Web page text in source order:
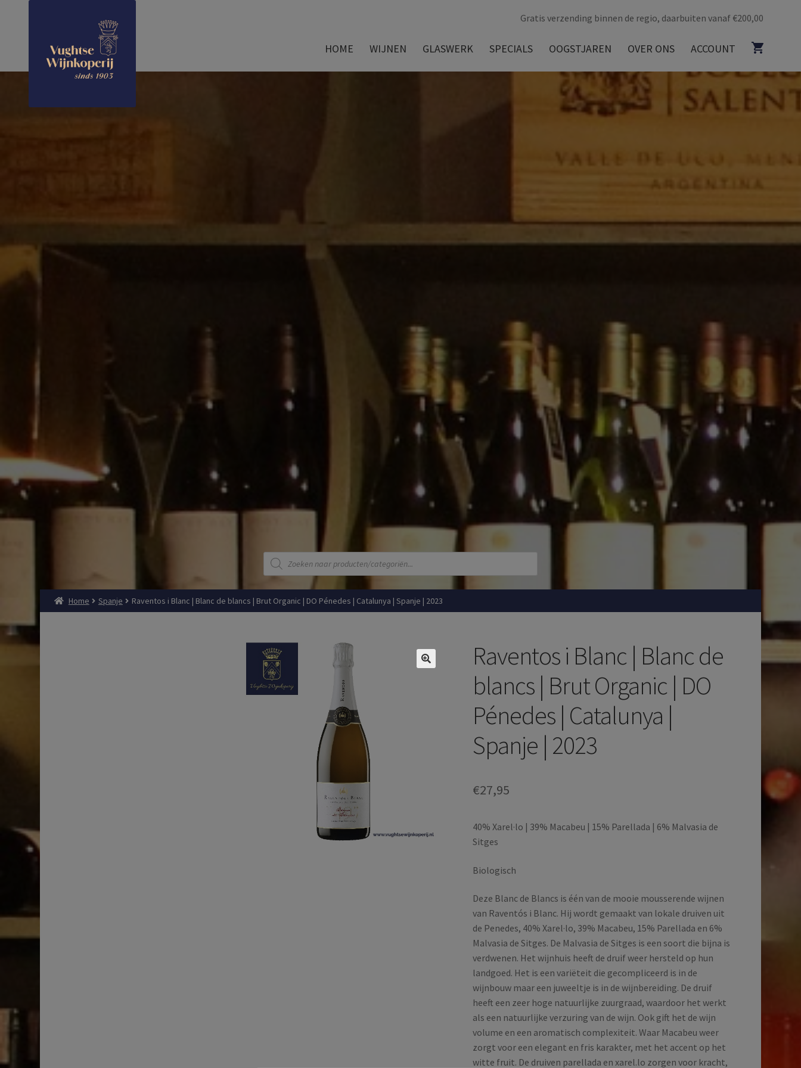
Gratis verzending binnen de regio, daarbuiten vanaf €200,00
HOME WIJNEN GLASWERK SPECIALS OOGSTJAREN OVER ONS ACCOUNT
Producten
zoeken
Home Spanje Raventos i Blanc | Blanc de blancs | Brut Organic | DO Pénedes | Catalunya | Spanje | 2023
Raventos i Blanc | Blanc de
blancs | Brut Organic | DO
Pénedes | Catalunya |
Spanje | 2023
€27,95
40% Xarel·lo | 39% Macabeu | 15% Parellada | 6% Malvasia de
Sitges
Biologisch
Deze Blanc de Blancs is één van de mooie mousserende wijnen
van Raventós i Blanc. Hij wordt gemaakt van lokale druiven uit
de Penedes, 40% Xarel·lo, 39% Macabeu, 15% Parellada en 6%
Malvasia de Sitges. De Malvasia de Sitges is een soort die bijna is
verdwenen. Het wijnhuis heeft de druif weer hersteld op hun
landgoed. Het is een variëteit die gecompliceerd is in de
wijnbouw maar een juweeltje is in de wijnbereiding. De druif
heeft een zeer hoge natuurlijke zuurgraad, waardoor het werkt
als een natuurlijke verzuring van de wijn. Ook gift het de wijn
volume en een aromatisch complexiteit. Waar Macabeu weer
zorgt voor een elegant en fris karakter, met het accent op het
witte fruit. De druiven parellada en xarel.lo zorgen voor kracht,